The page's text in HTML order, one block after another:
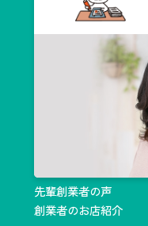
先輩創業者の声
創業者のお店紹介